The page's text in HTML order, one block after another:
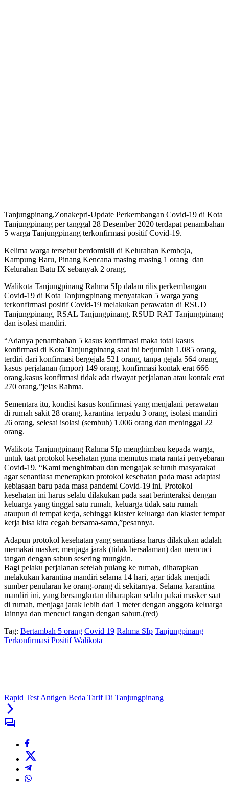
Tanjungpinang,Zonakepri-Update Perkembangan Covid-19 di Kota
Tanjungpinang per tanggal 28 Desember 2020 terdapat penambahan
5 warga Tanjungpinang terkonfirmasi positif Covid-19.
Kelima warga tersebut berdomisili di Kelurahan Kemboja,
Kampung Baru, Pinang Kencana masing masing 1 orang dan
Kelurahan Batu IX sebanyak 2 orang.
Walikota Tanjungpinang Rahma SIp dalam rilis perkembangan
Covid-19 di Kota Tanjungpinang menyatakan 5 warga yang
terkonfirmasi positif Covid-19 melakukan perawatan di RSUD
Tanjungpinang, RSAL Tanjungpinang, RSUD RAT Tanjungpinang
dan isolasi mandiri.
“Adanya penambahan 5 kasus konfirmasi maka total kasus
konfirmasi di Kota Tanjungpinang saat ini berjumlah 1.085 orang,
terdiri dari konfirmasi bergejala 521 orang, tanpa gejala 564 orang,
kasus perjalanan (impor) 149 orang, konfirmasi kontak erat 666
orang,kasus konfirmasi tidak ada riwayat perjalanan atau kontak erat
270 orang,”jelas Rahma.
Sementara itu, kondisi kasus konfirmasi yang menjalani perawatan
di rumah sakit 28 orang, karantina terpadu 3 orang, isolasi mandiri
26 orang, selesai isolasi (sembuh) 1.006 orang dan meninggal 22
orang.
Walikota Tanjungpinang Rahma SIp menghimbau kepada warga,
untuk taat protokol kesehatan guna memutus mata rantai penyebaran
Covid-19. “Kami menghimbau dan mengajak seluruh masyarakat
agar senantiasa menerapkan protokol kesehatan pada masa adaptasi
kebiasaan baru pada masa pandemi Covid-19 ini. Protokol
kesehatan ini harus selalu dilakukan pada saat berinteraksi dengan
keluarga yang tinggal satu rumah, keluarga tidak satu rumah
ataupun di tempat kerja, sehingga klaster keluarga dan klaster tempat
kerja bisa kita cegah bersama-sama,”pesannya.
Adapun protokol kesehatan yang senantiasa harus dilakukan adalah
memakai masker, menjaga jarak (tidak bersalaman) dan mencuci
tangan dengan sabun sesering mungkin.
Bagi pelaku perjalanan setelah pulang ke rumah, diharapkan
melakukan karantina mandiri selama 14 hari, agar tidak menjadi
sumber penularan ke orang-orang di sekitarnya. Selama karantina
mandiri ini, yang bersangkutan diharapkan selalu pakai masker saat
di rumah, menjaga jarak lebih dari 1 meter dengan anggota keluarga
lainnya dan mencuci tangan dengan sabun.(red)
Tag: Bertambah 5 orang Covid 19 Rahma SIp Tanjungpinang
Terkonfirmasi Positif Walikota
Rapid Test Antigen Beda Tarif Di Tanjungpinang